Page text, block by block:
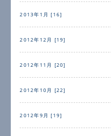
2013年1月 [16]
2012年12月 [19]
2012年11月 [20]
2012年10月 [22]
2012年9月 [19]